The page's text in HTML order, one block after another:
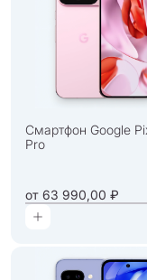
Смартфон Google
Pro
от 63 990,00 ₽